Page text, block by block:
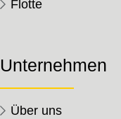
Flotte
Unternehmen
Über uns